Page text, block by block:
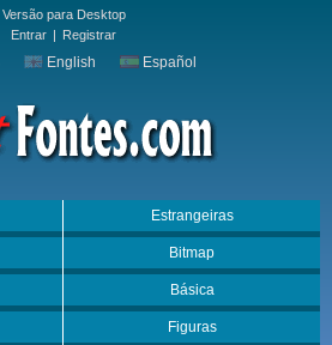
Versão para Desktop
Entrar | Registrar
English Español
Estrangeiras
Bitmap
Básica
Figuras